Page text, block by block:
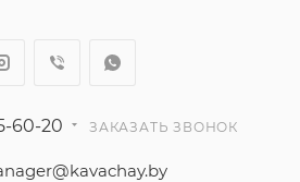
60-20 ЗАКАЗАТЬ ЗВОНОК